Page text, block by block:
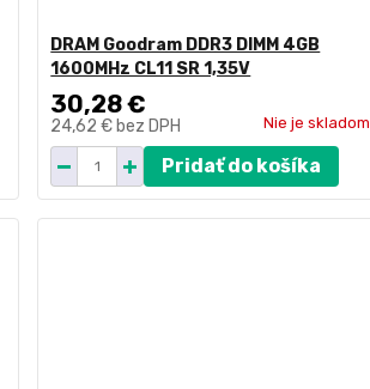
DRAM Goodram DDR3 DIMM 4GB
1600MHz CL11 SR 1,35V
30,28 €
24,62 € bez DPH Nie je skladom
Pridať do košíka